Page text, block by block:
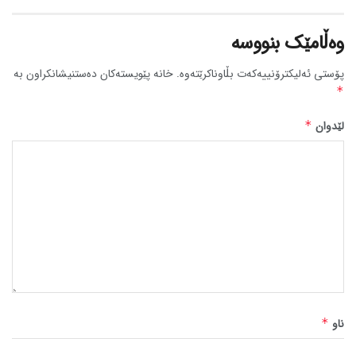
وەڵامێک بنووسە
پۆستی ئەلیکترۆنییەکەت بڵاوناکرێتەوە. خانە پێویستەکان دەستنیشانکراون بە
*
لێدوان *
ناو *